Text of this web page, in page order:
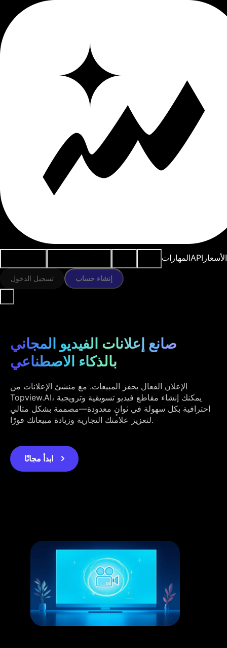
المهاراتAPI الأسعار
تسجيل الدخول إنشاء حساب
صانع إعلانات الفيديو المجاني
بالذكاء الاصطناعي
الإعلان الفعال يحفز المبيعات. مع منشئ الإعلانات من
Topview.AI، يمكنك إنشاء مقاطع فيديو تسويقية وترويجية
احترافية بكل سهولة في ثوانٍ معدودة—مصممة بشكل مثالي
لتعزيز علامتك التجارية وزيادة مبيعاتك فورًا.
ابدأ مجانًا